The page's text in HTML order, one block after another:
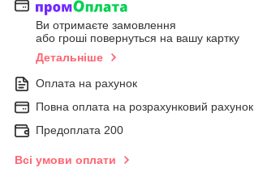
Ви отримаєте замовлення
або гроші повернуться на вашу картку
Детальніше
Оплата на рахунок
Повна оплата на розрахунковий рахунок
Предоплата 200
Всі умови оплати